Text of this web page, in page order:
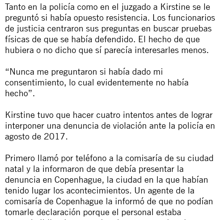
Tanto en la policía como en el juzgado a Kirstine se le
preguntó si había opuesto resistencia. Los funcionarios
de justicia centraron sus preguntas en buscar pruebas
físicas de que se había defendido. El hecho de que
hubiera o no dicho que sí parecía interesarles menos.
“Nunca me preguntaron si había dado mi
consentimiento, lo cual evidentemente no había
hecho”.
Kirstine tuvo que hacer cuatro intentos antes de lograr
interponer una denuncia de violación ante la policía en
agosto de 2017.
Primero llamó por teléfono a la comisaría de su ciudad
natal y la informaron de que debía presentar la
denuncia en Copenhague, la ciudad en la que habían
tenido lugar los acontecimientos. Un agente de la
comisaría de Copenhague la informó de que no podían
tomarle declaración porque el personal estaba